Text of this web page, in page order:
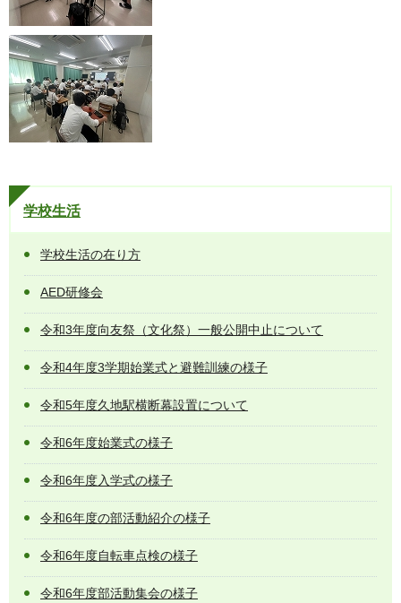
学校生活
学校生活の在り方
AED研修会
令和3年度向友祭（文化祭）一般公開中止について
令和4年度3学期始業式と避難訓練の様子
令和5年度久地駅横断幕設置について
令和6年度始業式の様子
令和6年度入学式の様子
令和6年度の部活動紹介の様子
令和6年度自転車点検の様子
令和6年度部活動集会の様子